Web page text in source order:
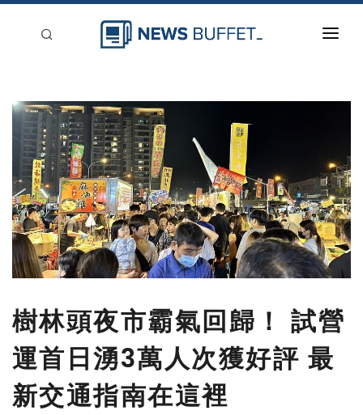
新聞稿分類
登入
刊登
樹林頭夜市霸氣回歸！ 試營
運首日湧3萬人次獲好評 最
新交通指南在這裡